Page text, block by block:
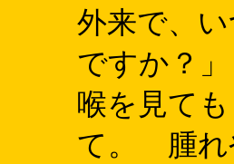
外来で、
ですか？
喉を見て
て。 腫れ